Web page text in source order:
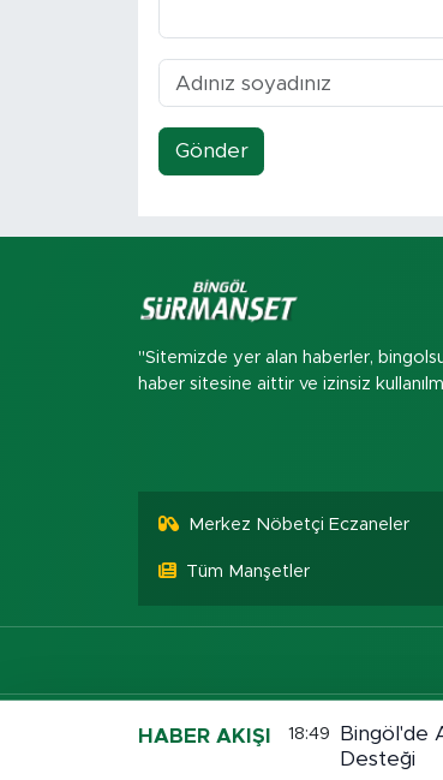
Gönder
"Sitemizde yer alan haberler,
haber sitesine aittir ve izinsiz
Merkez Nöbetçi Eczaneler
Tüm Manşetler
HABER AKIŞI 18:49
Bingöl'de
Desteği